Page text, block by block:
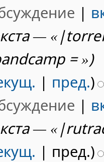
|
—
= »)
| пред.)
|
—
| пред.)